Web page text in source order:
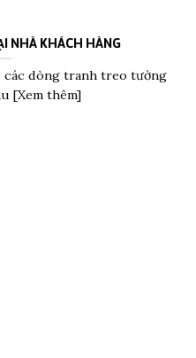
NHÀ KHÁCH HÀNG
các dòng tranh treo tường
[Xem thêm]